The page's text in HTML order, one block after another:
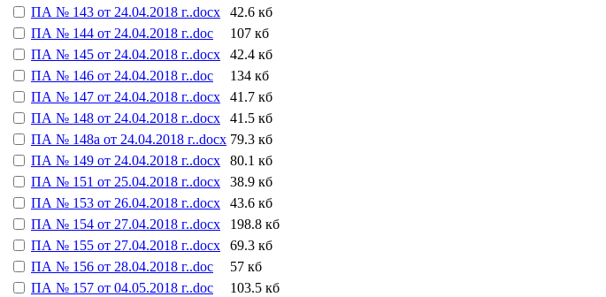
ПА № 143 от 24.04.2018 г..docx
42.6 кб
ПА № 144 от 24.04.2018 г..doc
107 кб
ПА № 145 от 24.04.2018 г..docx
42.4 кб
ПА № 146 от 24.04.2018 г..doc
134 кб
ПА № 147 от 24.04.2018 г..docx
41.7 кб
ПА № 148 от 24.04.2018 г..docx
41.5 кб
ПА № 148а от 24.04.2018 г..docx 79.3 кб
ПА № 149 от 24.04.2018 г..docx
80.1 кб
ПА № 151 от 25.04.2018 г..docx
38.9 кб
ПА № 153 от 26.04.2018 г..docx
43.6 кб
ПА № 154 от 27.04.2018 г..docx
198.8 кб
ПА № 155 от 27.04.2018 г..docx
69.3 кб
ПА № 156 от 28.04.2018 г..doc
57 кб
ПА № 157 от 04.05.2018 г..doc
103.5 кб